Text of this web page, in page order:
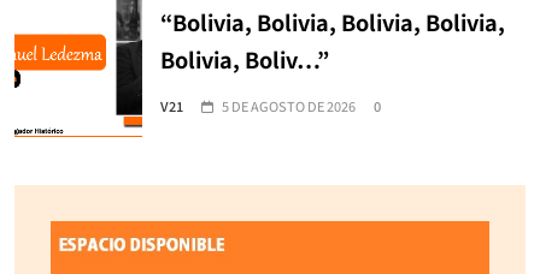
“Bolivia, Bolivia, Bolivia, Bolivia,
Bolivia, Boliv…”
V21 5 DE AGOSTO DE 2026 0